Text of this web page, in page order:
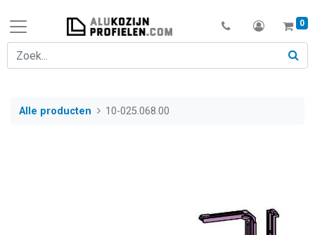
0
Alle producten 10-025.068.00